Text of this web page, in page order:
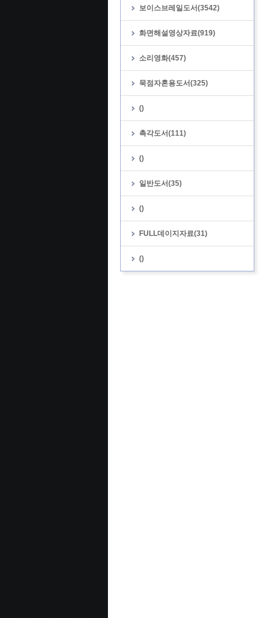
보이스브레일도서(3542)
화면해설영상자료(919)
소리영화(457)
묵점자혼용도서(325)
()
촉각도서(111)
()
일반도서(35)
()
FULL데이지자료(31)
()